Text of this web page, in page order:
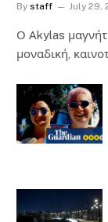
By staff July 29,
Ο Αkylas
μοναδική,